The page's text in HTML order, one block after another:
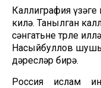
Каллиграфия
килә. Танылган
сәнгатьне төрле
Насыйбуллов
дәресләр бирә.
Россия ислам